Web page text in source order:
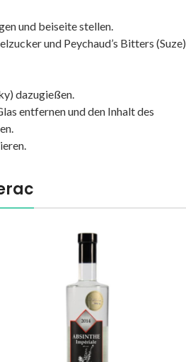
und beiseite stellen.
und Peychaud’s Bitters (Suze)
dazugießen.
entfernen und den Inhalt des